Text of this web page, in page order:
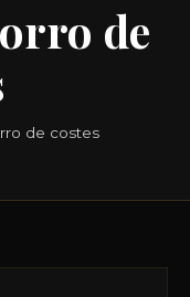
de
de costes